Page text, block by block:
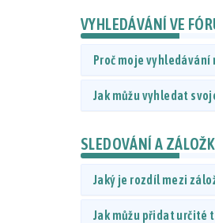
VYHLEDÁVÁNÍ VE
Proč moje vyhledávání
Jak můžu vyhledat
SLEDOVÁNÍ A
Jaký je rozdíl mezi
Jak můžu přidat určité